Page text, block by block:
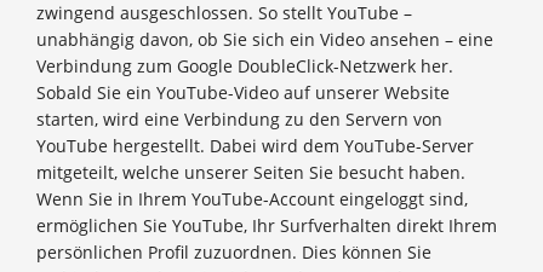
zwingend ausgeschlossen. So stellt YouTube –
unabhängig davon, ob Sie sich ein Video ansehen – eine
Verbindung zum Google DoubleClick-Netzwerk her.
Sobald Sie ein YouTube-Video auf unserer Website
starten, wird eine Verbindung zu den Servern von
YouTube hergestellt. Dabei wird dem YouTube-Server
mitgeteilt, welche unserer Seiten Sie besucht haben.
Wenn Sie in Ihrem YouTube-Account eingeloggt sind,
ermöglichen Sie YouTube, Ihr Surfverhalten direkt Ihrem
persönlichen Profil zuzuordnen. Dies können Sie